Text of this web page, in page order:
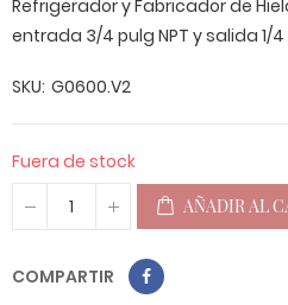
Refrigerador y Fabricador de
entrada 3/4 pulg NPT y salida 1/
SKU G0600.V2
Fuera de stock
AÑADIR AL
COMPARTIR